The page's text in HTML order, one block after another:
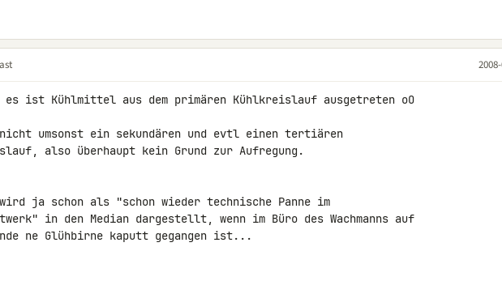
es ist Kühlmittel aus dem primären Kühlkreislauf ausgetreten oO
umsonst ein sekundären und evtl einen tertiären
also überhaupt kein Grund zur Aufregung.
ja schon als "schon wieder technische Panne im
in den Median dargestellt, wenn im Büro des Wachmanns auf
ne Glühbirne kaputt gegangen ist...